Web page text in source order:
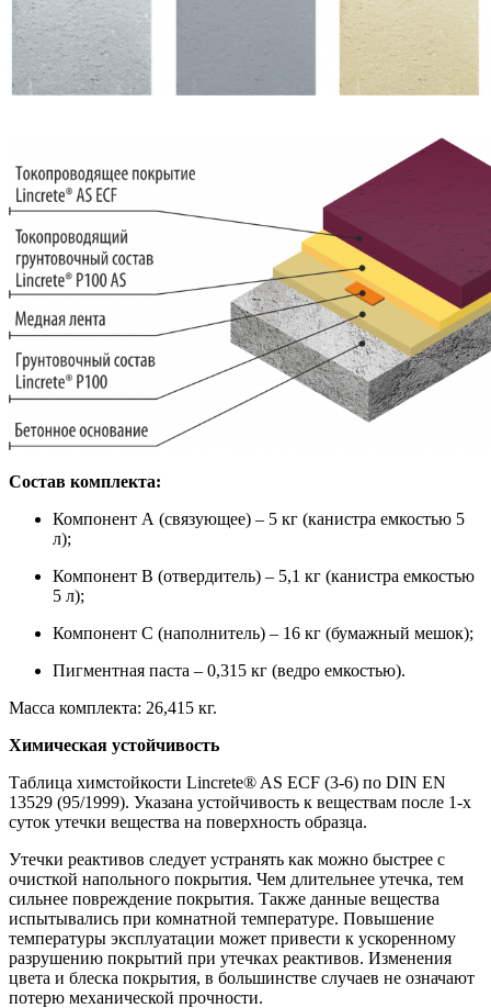
Состав комплекта:
Компонент А (связующее) – 5 кг (канистра емкостью 5
л);
Компонент В (отвердитель) – 5,1 кг (канистра емкостью
5 л);
Компонент С (наполнитель) – 16 кг (бумажный мешок);
Пигментная паста – 0,315 кг (ведро емкостью).
Масса комплекта: 26,415 кг.
Химическая устойчивость
Таблица химстойкости Lincrete® AS ECF (3-6) по DIN EN
13529 (95/1999). Указана устойчивость к веществам после 1-х
суток утечки вещества на поверхность образца.
Утечки реактивов следует устранять как можно быстрее с
очисткой напольного покрытия. Чем длительнее утечка, тем
сильнее повреждение покрытия. Также данные вещества
испытывались при комнатной температуре. Повышение
температуры эксплуатации может привести к ускоренному
разрушению покрытий при утечках реактивов. Изменения
цвета и блеска покрытия, в большинстве случаев не означают
потерю механической прочности.